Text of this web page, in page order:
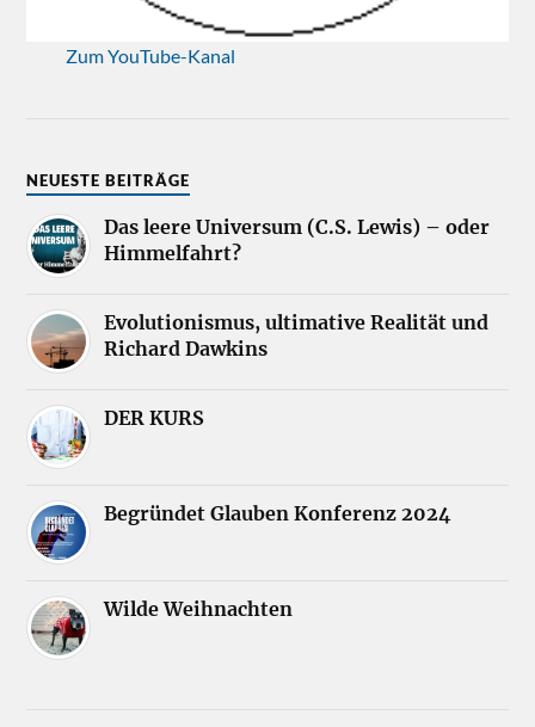
Zum YouTube-Kanal
NEUESTE BEITRÄGE
Das leere Universum (C.S. Lewis) – oder
Himmelfahrt?
Evolutionismus, ultimative Realität und
Richard Dawkins
DER KURS
Begründet Glauben Konferenz 2024
Wilde Weihnachten